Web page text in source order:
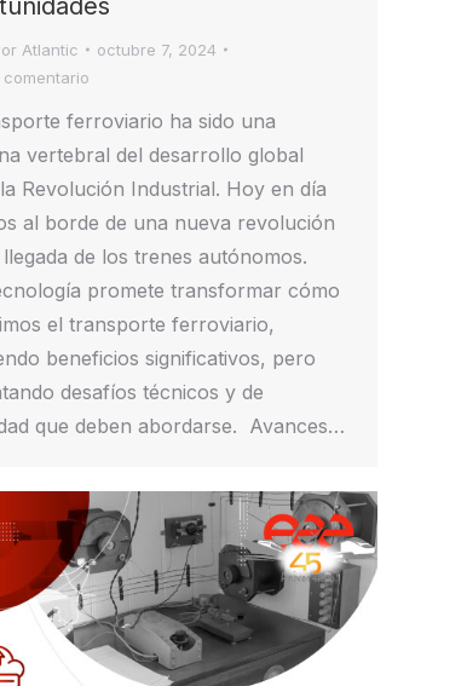
Atlantic
octubre 7, 2024
comentario
ferroviario ha sido una
vertebral del desarrollo global
Revolución Industrial. Hoy en día
al borde de una nueva revolución
de los trenes autónomos.
promete transformar cómo
el transporte ferroviario,
beneficios significativos, pero
desafíos técnicos y de
que deben abordarse. Avances…